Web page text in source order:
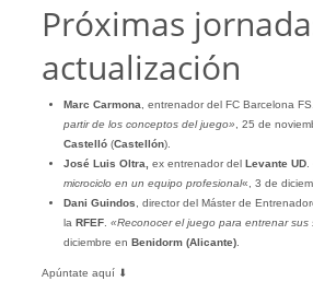
Próximas
actualización
Marc Carmona, entrenador del FC Barcelona FS.
partir de los conceptos del juego», 25 de
Castelló(Castellón).
José Luis Oltra, ex entrenador del Levante UD.
microciclo en un equipo profesional«, 3 de
Dani Guindos, director del Máster de
la RFEF. «Reconocer el juego para entrenar sus
diciembre en Benidorm (Alicante).
Apúntate aquí ⬇︎